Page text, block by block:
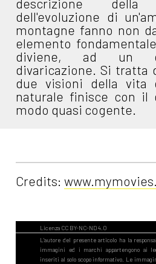
descrizione
dell'evoluzione di
montagne fanno non
elemento
diviene, ad un
divaricazione. Si tratta
due visioni della vita
naturale finisce con il
modo quasi cogente.
Credits: